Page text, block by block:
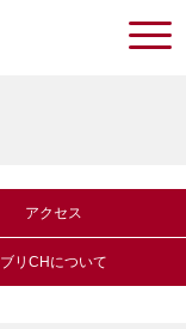
アクセス
ブリCHについて